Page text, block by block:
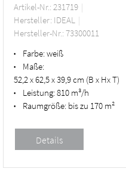
Artikel-Nr.: 231719
Hersteller: IDEAL
Hersteller-Nr.: 73300011
• Farbe:weiß
•
Maße:
52,2 x 62,5 x 39,9 cm (B x Hx T)
• Leistung:810 m³/h
• Raumgröße: bis zu 170 m²